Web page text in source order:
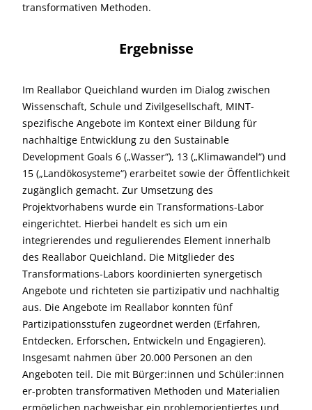
transformativen Methoden.
Ergebnisse
Im Reallabor Queichland wurden im Dialog zwischen
Wissenschaft, Schule und Zivilgesellschaft, MINT-
spezifische Angebote im Kontext einer Bildung für
nachhaltige Entwicklung zu den Sustainable
Development Goals 6 („Wasser“), 13 („Klimawandel“) und
15 („Landökosysteme“) erarbeitet sowie der Öffentlichkeit
zugänglich gemacht. Zur Umsetzung des
Projektvorhabens wurde ein Transformations-Labor
eingerichtet. Hierbei handelt es sich um ein
integrierendes und regulierendes Element innerhalb
des Reallabor Queichland. Die Mitglieder des
Transformations-Labors koordinierten synergetisch
Angebote und richteten sie partizipativ und nachhaltig
aus. Die Angebote im Reallabor konnten fünf
Partizipationsstufen zugeordnet werden (Erfahren,
Entdecken, Erforschen, Entwickeln und Engagieren).
Insgesamt nahmen über 20.000 Personen an den
Angeboten teil. Die mit Bürger:innen und Schüler:innen
er-probten transformativen Methoden und Materialien